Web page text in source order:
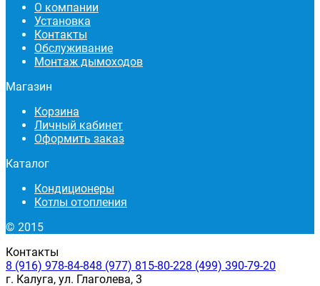
О компании
Установка
Контакты
Обслуживание
Монтаж дымоходов
Магазин
Корзина
Личный кабинет
Оформить заказ
Каталог
Кондиционеры
Котлы отопления
© 2015
Контакты
8 (916) 978-84-848 (977) 815-80-228 (499) 390-79-20
г. Калуга, ул. Глаголева, 3